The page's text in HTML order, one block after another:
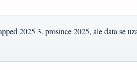
2025 3. prosince 2025, ale data se